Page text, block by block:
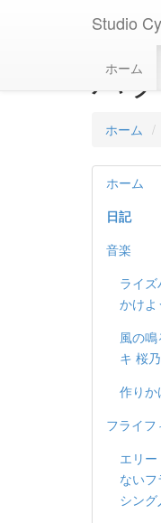
Studio
ホーム
バ
ホーム
ホーム
日記
音楽
ライズ
かけよ
風の
キ 桜
作りか
フライフ
エリー
ないフ
シング